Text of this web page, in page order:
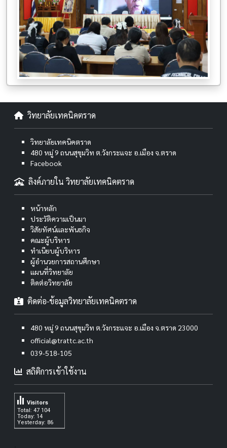
วิทยาลัยเทคนิคตราด
วิทยาลัยเทคนิคตราด
480 หมู่ 9 ถนนสุขุมวิท ต.วังกระแจะ อ.เมือง จ.ตราด
Facebook
ลิงค์ภายใน วิทยาลัยเทคนิคตราด
หน้าหลัก
ประวัติความเป็นมา
วิสัยทัศน์และพันธกิจ
คณะผู้บริหาร
ทำเนียบผู้บริหาร
ผู้อำนวยการสถานศึกษา
แผนที่วิทยาลัย
ติดต่อวิทยาลัย
ติดต่อ-ข้อมูลวิทยาลัยเทคนิคตราด
480 หมู่ 9 ถนนสุขุมวิท ต.วังกระแจะ อ.เมือง จ.ตราด 23000
official@trattc.ac.th
039-518-105
สถิติการเข้าใช้งาน
Total: 47 104
Today: 14
Yesterday: 86
Visitors